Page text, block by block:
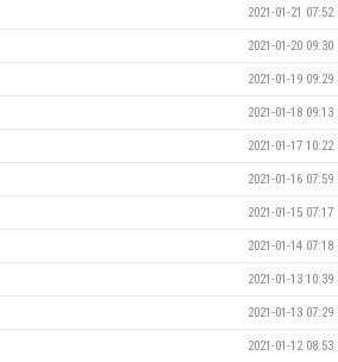
2021-01-21 07:52
2021-01-20 09:30
2021-01-19 09:29
2021-01-18 09:13
2021-01-17 10:22
2021-01-16 07:59
2021-01-15 07:17
2021-01-14 07:18
2021-01-13 10:39
2021-01-13 07:29
2021-01-12 08:53